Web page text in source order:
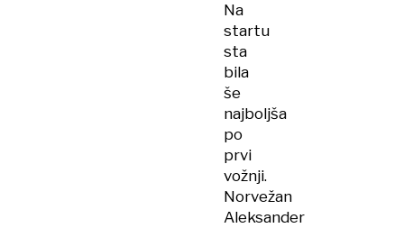
Na
startu
sta
bila
še
najboljša
po
prvi
vožnji.
Norvežan
Aleksander